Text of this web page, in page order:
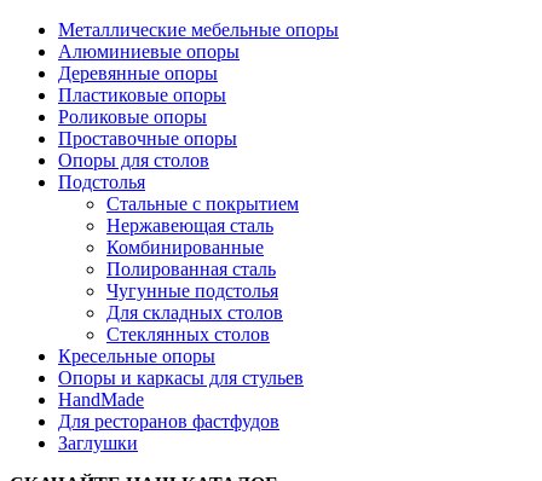
Металлические мебельные опоры
Алюминиевые опоры
Деревянные опоры
Пластиковые опоры
Роликовые опоры
Проставочные опоры
Опоры для столов
Подстолья
Стальные с покрытием
Нержавеющая сталь
Комбинированные
Полированная сталь
Чугунные подстолья
Для складных столов
Стеклянных столов
Кресельные опоры
Опоры и каркасы для стульев
HandMade
Для ресторанов фастфудов
Заглушки